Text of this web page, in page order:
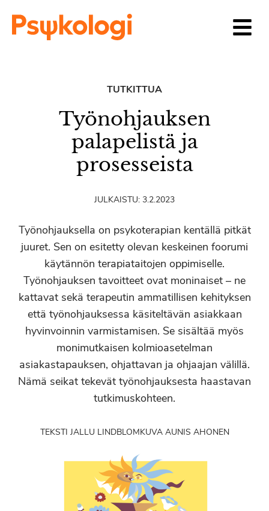
TUTKITTUA
Työnohjauksen
palapelistä ja
prosesseista
JULKAISTU: 3.2.2023
Työnohjauksella on psykoterapian kentällä pitkät
juuret. Sen on esitetty olevan keskeinen foorumi
käytännön terapiataitojen oppimiselle.
Työnohjauksen tavoitteet ovat moninaiset – ne
kattavat sekä terapeutin ammatillisen kehityksen
että työnohjauksessa käsiteltävän asiakkaan
hyvinvoinnin varmistamisen. Se sisältää myös
monimutkaisen kolmioasetelman
asiakastapauksen, ohjattavan ja ohjaajan välillä.
Nämä seikat tekevät työnohjauksesta haastavan
tutkimuskohteen.
TEKSTI JALLU LINDBLOMKUVA AUNIS AHONEN